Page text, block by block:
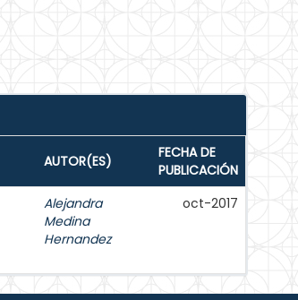
AUTOR(ES)
FECHA DE
PUBLICACIÓN
Alejandra
Medina
Hernandez
oct-2017